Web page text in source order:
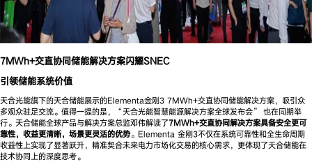
7MWh+交直协同储能解决方案闪耀SNEC
引领储能系统价值
天合光能旗下的天合储能展示的Elementa金刚3 7MWh+交直协同储能解决方案，吸引众
多观众驻足交流。值得一提的是，“天合光能智慧能源解决方案全球发布会” 也在同期举
行。天合储能全球产品与解决方案总监邓伟解读了7MWh+交直协同解决方案具备安全更可
靠性，收益更清晰，场景更灵活的优势。Elementa 金刚3不仅在系统可靠性和全生命周期
收益性上实现了显著跃升，精准契合未来电力市场化交易的核心需求，更体现了天合储能在
技术协同上的深度思考。